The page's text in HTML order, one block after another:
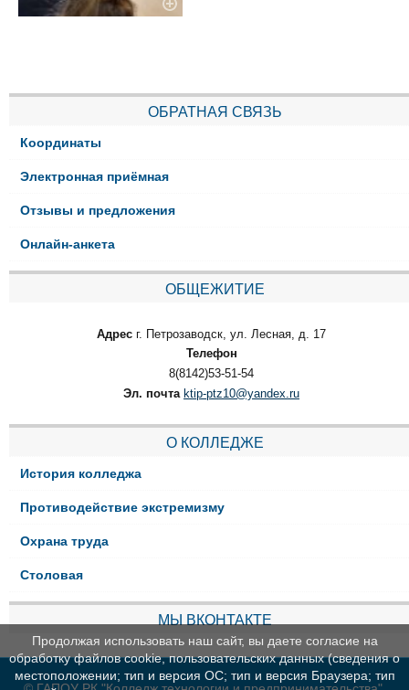
ОБРАТНАЯ СВЯЗЬ
Координаты
Электронная приёмная
Отзывы и предложения
Онлайн-анкета
ОБЩЕЖИТИЕ
Адрес г. Петрозаводск, ул. Лесная, д. 17
Телефон
8(8142)53-51-54
Эл. почта ktip-ptz10@yandex.ru
О КОЛЛЕДЖЕ
История колледжа
Противодействие экстремизму
Охрана труда
Столовая
МЫ ВКОНТАКТЕ
Продолжая использовать наш сайт, вы даете согласие на
обработку файлов cookie, пользовательских данных (сведения о
местоположении; тип и версия ОС; тип и версия Браузера; тип